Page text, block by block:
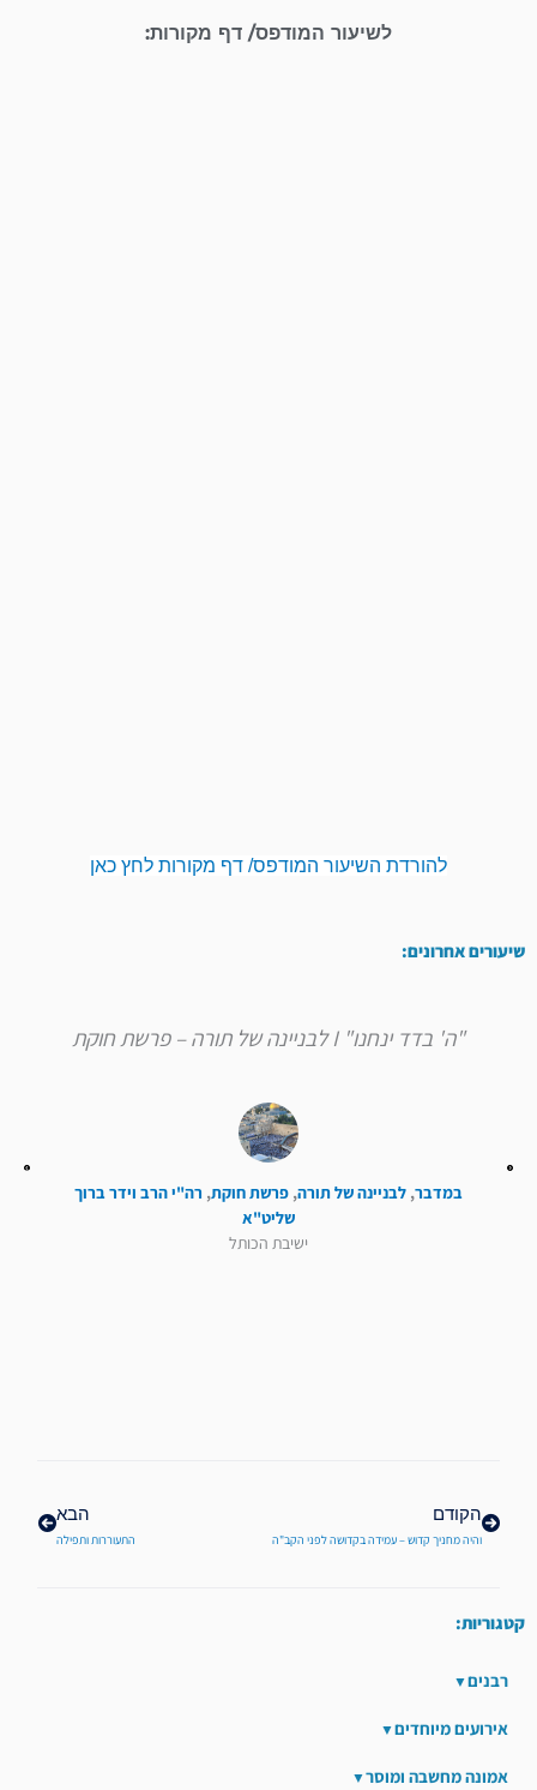
לשיעור המודפס/ דף מקורות:
להורדת השיעור המודפס/ דף מקורות לחץ כאן
שיעורים אחרונים:
"ה' בדד ינחנו" I לבניינה של תורה – פרשת חוקת
במדבר, לבניינה של תורה, פרשת חוקת, רה"י הרב וידר ברוך
שליט"א
ישיבת הכותל
הקודם
והיה מחניך קדוש – עמידה בקדושה לפני הקב"ה
הבא
התעוררות ותפילה
קטגוריות:
רבנים
אירועים מיוחדים
אמונה מחשבה ומוסר